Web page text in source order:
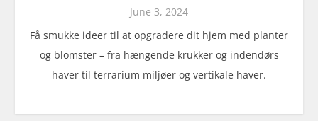
June 3, 2024
Få smukke ideer til at opgradere dit hjem med planter
og blomster – fra hængende krukker og indendørs
haver til terrarium miljøer og vertikale haver.